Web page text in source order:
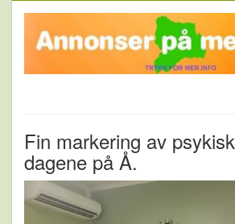
Fin markering av
dagene på Å.